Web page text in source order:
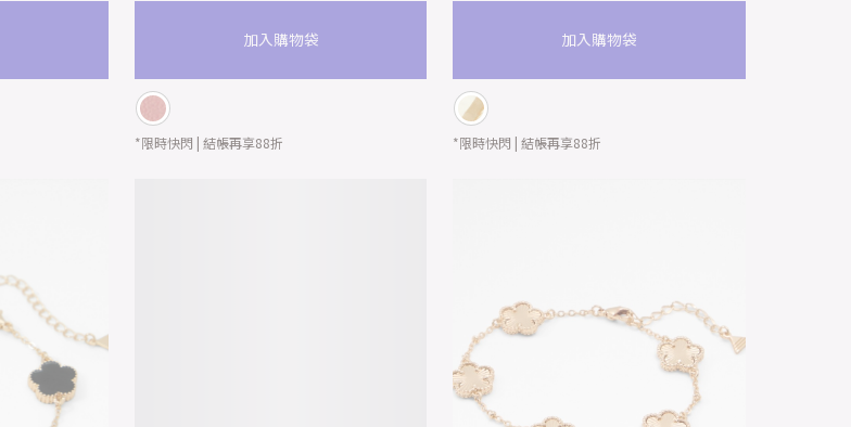
加入購物袋
*限時快閃 | 結帳再享88折
加入購物袋
*限時快閃 | 結帳再享88折